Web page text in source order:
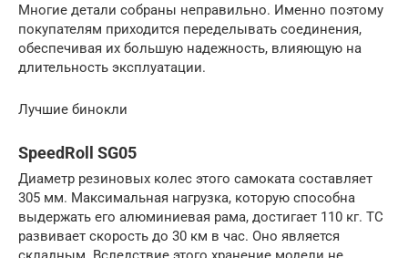
Многие детали собраны неправильно. Именно поэтому
покупателям приходится переделывать соединения,
обеспечивая их большую надежность, влияющую на
длительность эксплуатации.
Лучшие бинокли
SpeedRoll SG05
Диаметр резиновых колес этого самоката составляет
305 мм. Максимальная нагрузка, которую способна
выдержать его алюминиевая рама, достигает 110 кг. ТС
развивает скорость до 30 км в час. Оно является